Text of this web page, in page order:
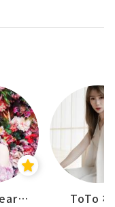
BeautySearch ToTo